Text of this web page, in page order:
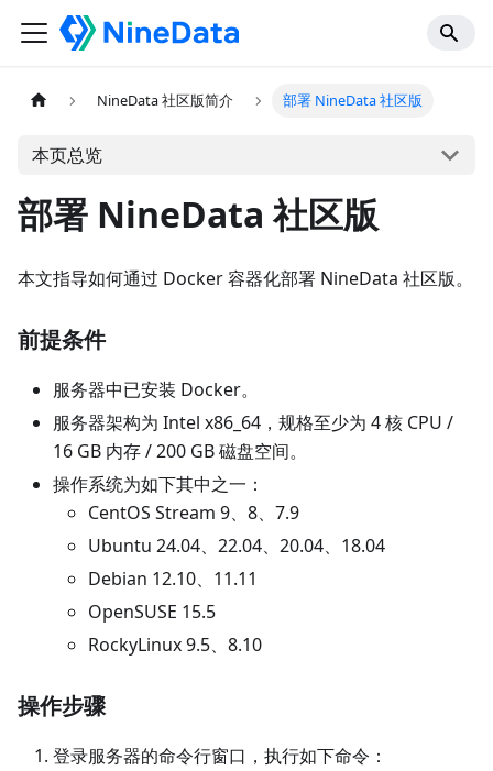
NineData 社区版简介 部署 NineData 社区版
本页总览
部署 NineData 社区版
本文指导如何通过 Docker 容器化部署 NineData 社区版。
前提条件
服务器中已安装 Docker。
服务器架构为 Intel x86_64，规格至少为 4 核 CPU /
16 GB 内存 / 200 GB 磁盘空间。
操作系统为如下其中之一：
CentOS Stream 9、8、7.9
Ubuntu 24.04、22.04、20.04、18.04
Debian 12.10、11.11
OpenSUSE 15.5
RockyLinux 9.5、8.10
操作步骤
登录服务器的命令行窗口，执行如下命令：